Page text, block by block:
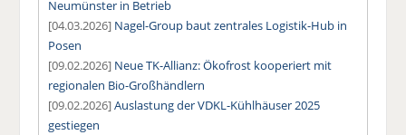
Neumünster in Betrieb
[04.03.2026] Nagel-Group baut zentrales Logistik-Hub in
Posen
[09.02.2026] Neue TK-Allianz: Ökofrost kooperiert mit
regionalen Bio-Großhändlern
[09.02.2026]Auslastung der VDKL-Kühlhäuser 2025
gestiegen